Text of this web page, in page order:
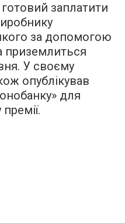
заплатити
за допомогою
приземлиться
У своєму
опублікував
для